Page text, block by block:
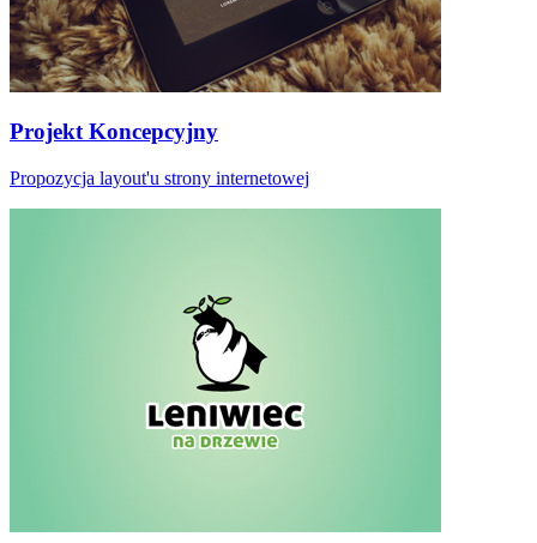
Projekt Koncepcyjny
Propozycja layout'u strony internetowej